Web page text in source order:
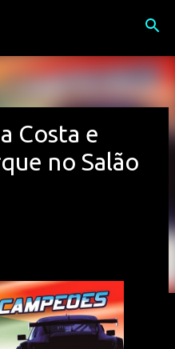
principal
Costa e
no Salão